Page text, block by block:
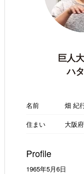
巨人
ハ
名前
畑 紀
住まい
大阪
Profile
1965年5月6日